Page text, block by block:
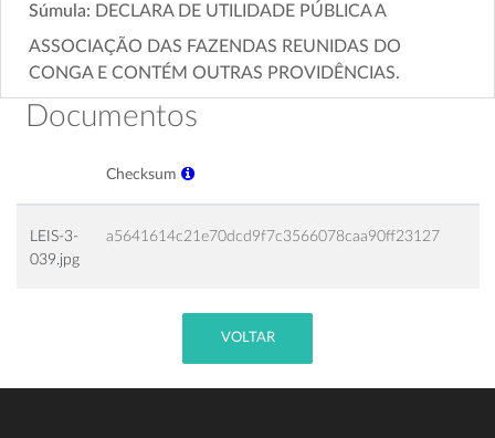
Súmula: DECLARA DE UTILIDADE PÚBLICA A
ASSOCIAÇÃO DAS FAZENDAS REUNIDAS DO
CONGA E CONTÉM OUTRAS PROVIDÊNCIAS.
Documentos
Checksum
LEIS-3-
039.jpg
a5641614c21e70dcd9f7c3566078caa90ff23127
VOLTAR